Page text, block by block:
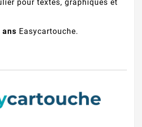
pour textes, graphiques et
ans Easycartouche.